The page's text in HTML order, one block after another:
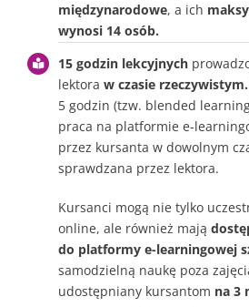
międzynarodowe, a ich
wynosi 14 osób.
15 godzin lekcyjnych
lektora w czasie rzeczywistym.
5 godzin (tzw. blended
praca na platformie e-
przez kursanta w dowolnym
sprawdzana przez lektora.
Kursanci mogą nie tylko
online, ale również mają
do platformy e-learningowej
samodzielną naukę poza
udostępniany kursantom na 3